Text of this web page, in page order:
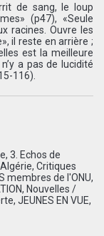
de sang, le loup
(p47), «Seule
racines. Ouvre les
il reste en arrière ;
est la meilleure
a pas de lucidité
116).
, 3. Echos de
Algérie, Critiques
membres de l'ONU,
, Nouvelles /
, JEUNES EN VUE,